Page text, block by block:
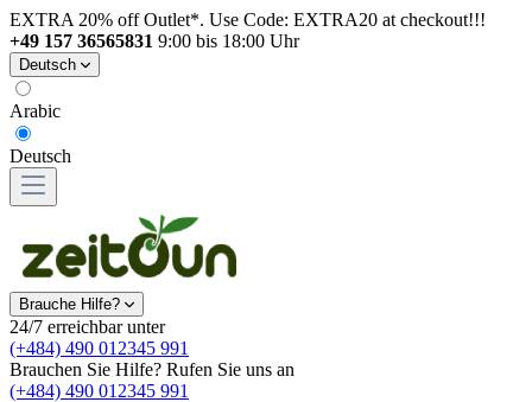
EXTRA 20% off Outlet*. Use Code: EXTRA20 at checkout!!!
+49 157 36565831 9:00 bis 18:00 Uhr
Deutsch
Arabic
Deutsch
Brauche Hilfe?
24/7 erreichbar unter
(+484) 490 012345 991
Brauchen Sie Hilfe? Rufen Sie uns an
(+484) 490 012345 991